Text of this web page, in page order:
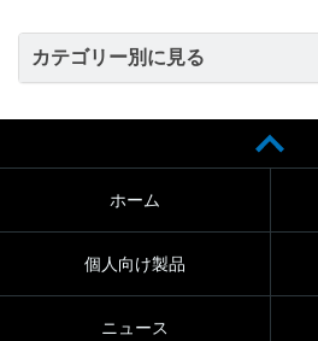
カテゴリー別に見る
ホーム
個人向け製品
ニュース